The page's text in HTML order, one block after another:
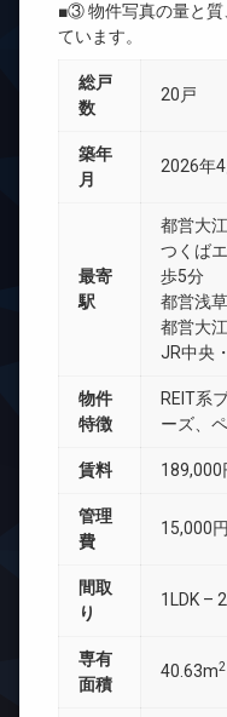
■③ 物件写真の量と質
ています。
総戸
数
20戸
築年
月
2026年4
最寄
駅
都営大
つくば
歩5分
都営浅
都営大
JR中央
物件
特徴
REIT系
ーズ、
賃料 189,000
管理
費
15,000
間取
り
1LDK –
専有
面積
40.63m2